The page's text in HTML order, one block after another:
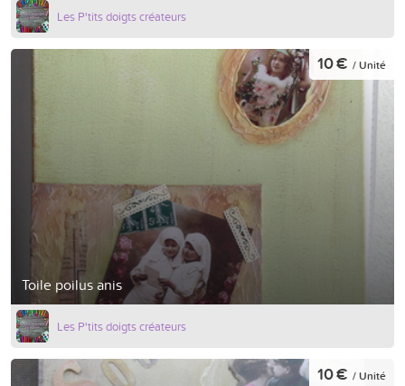
Les P'tits doigts créateurs
Toile poilus anis
10 € / Unité
Les P'tits doigts créateurs
10 € / Unité